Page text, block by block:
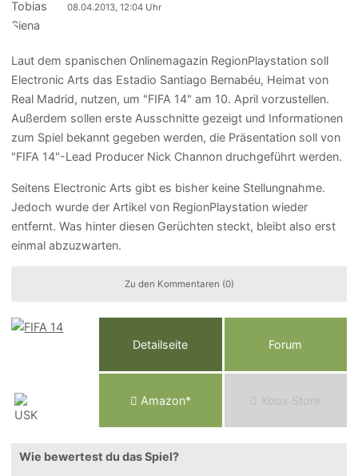
08.04.2013, 12:04 Uhr
Laut dem spanischen Onlinemagazin RegionPlaystation soll
Electronic Arts das Estadio Santiago Bernabéu, Heimat von
Real Madrid, nutzen, um "FIFA 14" am 10. April vorzustellen.
Außerdem sollen erste Ausschnitte gezeigt und Informationen
zum Spiel bekannt gegeben werden, die Präsentation soll von
"FIFA 14"-Lead Producer Nick Channon druchgeführt werden.
Seitens Electronic Arts gibt es bisher keine Stellungnahme.
Jedoch wurde der Artikel von RegionPlaystation wieder
entfernt. Was hinter diesen Gerüchten steckt, bleibt also erst
einmal abzuzwarten.
Zu den Kommentaren (0)
Detailseite Forum
Amazon* Xbox Store
Wie bewertest du das Spiel?